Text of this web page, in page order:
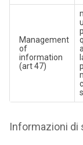
Management
of
information
(art 47)
Informazioni di